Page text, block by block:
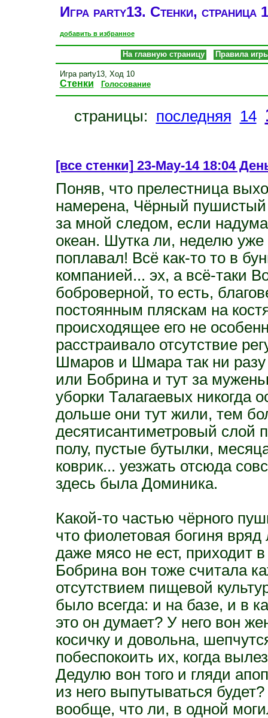
Игра party13. Стенки, страница
добавить в избранное
На главную страницу Правила
Игра party13, Ход 10
Стенки Голосование
страницы: последняя 14
[все стенки]23-May-14 18:04
Поняв, что прелестница
намерена, Чёрный пушистый
за мной следом, если
океан. Шутка ли, неделю уже
поплавал! Всё как-то то в
компанией... эх, а всё-таки
боброверной, то есть,
постоянным пляскам на
происходящее его не
расстраивало отсутствие
Шмаров и Шмара так ни
или Бобрина и тут за
уборки Талагаевых никогда
дольше они тут жили, тем
десятисантиметровый слой
полу, пустые бутылки,
коврик... уезжать отсюда
здесь была Доминика.
Какой-то частью чёрного
что фиолетовая богиня
даже мясо не ест, приходит
Бобрина вон тоже считала
отсутствием пищевой
было всегда: и на базе, и в
это он думает? У него вон
косичку и довольна,
побеспокоить их, когда
Дедулю вон того и гляди
из него выпутываться
вообще, что ли, в одной